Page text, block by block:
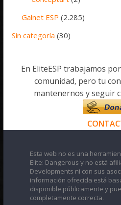
Galnet ESP (2.285)
Sin categoría (30)
En EliteESP trabajamos
comunidad, pero tu
mantenernos y seguir
Esta web no es una
Elite: Dangerous y no está
Developments ni con sus
información ofrecida está
disponible públicamente y
completamente correcta.